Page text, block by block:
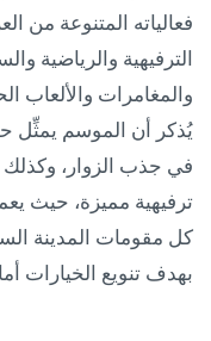
فعالياته المتنوعة من
الترفيهية والرياضية
والمغامرات والألعاب
يُذكر أن الموسم يمثِّل
في جذب الزوار، وكذلك
كل مقومات المدينة
بهدف تنويع الخيارات